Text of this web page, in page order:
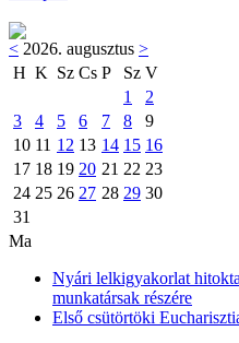
< 2026. augusztus >
H K Sz Cs P Sz V
1
2
3
4 5 6 7 8
9
10 11 12 13 14 15 16
17 18 19 20 21 22 23
24 25 26 27 28 29 30
31
Ma
Nyári lelkigyakorlat
munkatársak részére
Első csütörtöki